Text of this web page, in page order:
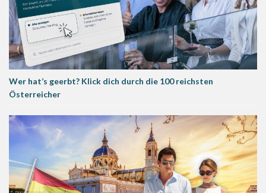
Wer hat’s geerbt? Klick dich durch die 100 reichsten
Österreicher